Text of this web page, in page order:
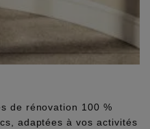
de rénovation 100 %
adaptées à vos activités